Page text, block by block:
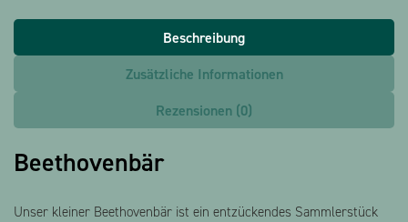
Beschreibung
Zusätzliche Informationen
Rezensionen (0)
Beethovenbär
Unser kleiner Beethovenbär ist ein entzückendes Sammlerstück